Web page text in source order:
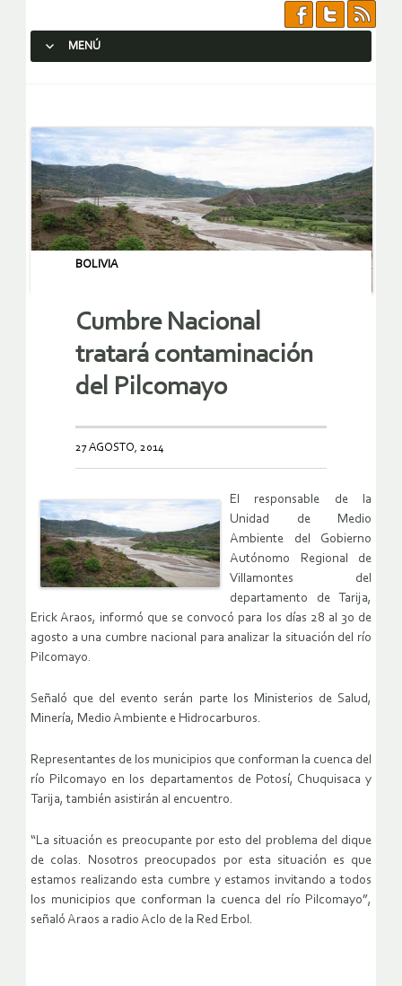
MENÚ
BOLIVIA
Cumbre Nacional
tratará contaminación
del Pilcomayo
27 AGOSTO, 2014
El responsable de la
Unidad de Medio
Ambiente del Gobierno
Autónomo Regional de
Villamontes del
departamento de Tarija,
Erick Araos, informó que se convocó para los días 28 al 30 de
agosto a una cumbre nacional para analizar la situación del río
Pilcomayo.
Señaló que del evento serán parte los Ministerios de Salud,
Minería, Medio Ambiente e Hidrocarburos.
Representantes de los municipios que conforman la cuenca del
río Pilcomayo en los departamentos de Potosí, Chuquisaca y
Tarija, también asistirán al encuentro.
“La situación es preocupante por esto del problema del dique
de colas. Nosotros preocupados por esta situación es que
estamos realizando esta cumbre y estamos invitando a todos
los municipios que conforman la cuenca del río Pilcomayo”,
señaló Araos a radio Aclo de la Red Erbol.